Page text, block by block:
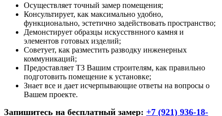
Осуществляет точный замер помещения;
Консультирует, как максимально удобно,
функционально, эстетично задействовать пространство;
Демонстирует образцы искусствнного камня и
элементов готовых изделий;
Советует, как разместить разводку инженерных
коммуникаций;
Предоставляет ТЗ Вашим строителям, как правильно
подготовить помещение к установке;
Знает все и дает исчерпывающие ответы на вопросы о
Вашем проекте.
Запишитесь на бесплатный замер: +7 (921) 936-18-